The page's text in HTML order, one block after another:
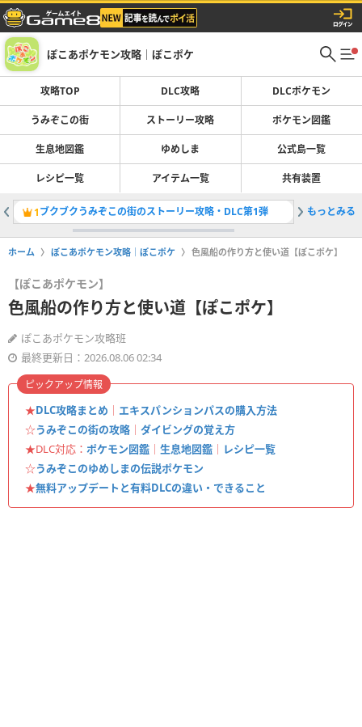
ぽこあポケモン攻略｜ぽこポケ
攻略TOP DLC攻略 DLCポケモン
うみぞこの街 ストーリー攻略 ポケモン図鑑
生息地図鑑 ゆめしま 公式島一覧
レシピ一覧 アイテム一覧 共有装置
1ブクブクうみぞこの街のストーリー攻略・DLC第1弾 2ブクブ
もっとみる
ホーム ぽこあポケモン攻略｜ぽこポケ 色風船の作り方と使い道【ぽこポケ】
【ぽこあポケモン】
色風船の作り方と使い道【ぽこポケ】
ぽこあポケモン攻略班
最終更新日：2026.08.06 02:34
★DLC攻略まとめ ｜ エキスパンションパスの購入方法
☆うみぞこの街の攻略 ｜ ダイビングの覚え方
★DLC対応： ポケモン図鑑 ｜ 生息地図鑑 ｜ レシピ一覧
☆うみぞこのゆめしまの伝説ポケモン
★無料アップデートと有料DLCの違い・できること
ピックアップ情報